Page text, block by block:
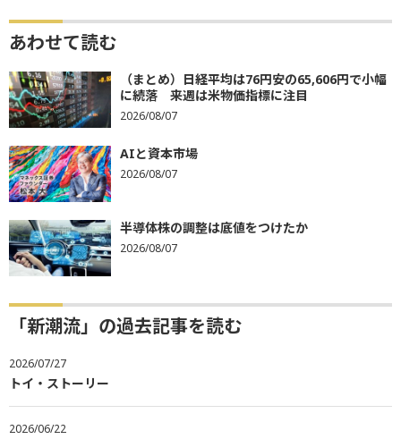
あわせて読む
（まとめ）日経平均は76円安の65,606円で小幅
に続落 来週は米物価指標に注目
2026/08/07
AIと資本市場
2026/08/07
半導体株の調整は底値をつけたか
2026/08/07
「新潮流」の過去記事を読む
2026/07/27
トイ・ストーリー
2026/06/22